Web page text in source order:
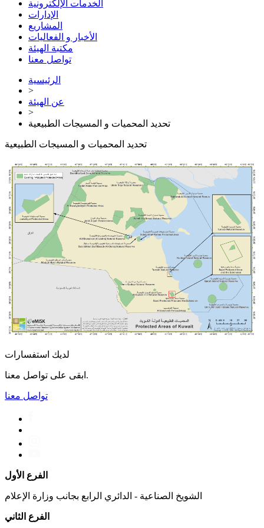
الخدمات الإلكترونية
الإدارات
المشاريع
الأخبار و الفعاليات
مكتبة الهيئة
تواصل معنا
الرئيسية
>
عن الهيئة
>
تحديد المحميات و المسيجات الطبيعية
تحديد المحميات و المسيجات الطبيعية
لديك استفسارات
ابقى على تواصل معنا.
تواصل معنا
الفرع الأول
الشويخ الصناعية - الدائري الرابع بجانب وزارة الإعلام
الفرع الثاني